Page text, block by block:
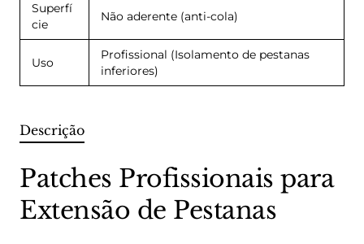
Superfí
cie
Não aderente (anti-cola)
Uso
Profissional (Isolamento de pestanas
inferiores)
Descrição
Patches Profissionais para
Extensão de Pestanas